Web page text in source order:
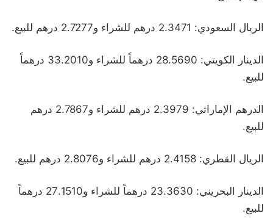
الريال السعودي: 2.3471 درهم للشراء و2.7277 درهم للبيع.
الدينار الكويتي: 28.5690 درهماً للشراء و33.2010 درهماً
للبيع.
الدرهم الإماراتي: 2.3979 درهم للشراء و2.7867 درهم
للبيع.
الريال القطري: 2.4158 درهم للشراء و2.8076 درهم للبيع.
الدينار البحريني: 23.3630 درهماً للشراء و27.1510 درهماً
للبيع.